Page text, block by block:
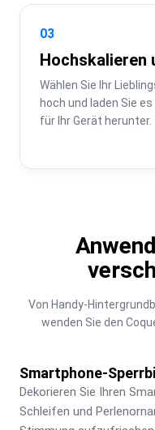
03
Hochskalieren
Wählen Sie Ihr
hoch und laden Sie
für Ihr Gerät herunter.
Von Handy-
wenden Sie den
Smartphone-
Dekorieren Sie Ihren
Schleifen und